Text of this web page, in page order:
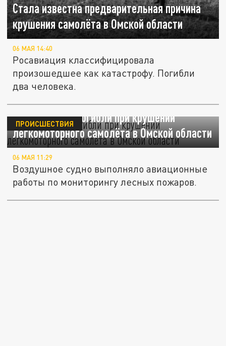
Стала известна предварительная причина
крушения самолёта в Омской области
06 МАЯ 14:40
Росавиация классифицировала
произошедшее как катастрофу. Погибли
два человека.
Два человека погибли при крушении
легкомоторного самолёта в Омской области
ПРОИСШЕСТВИЯ
06 МАЯ 11:29
Воздушное судно выполняло авиационные
работы по мониторингу лесных пожаров.